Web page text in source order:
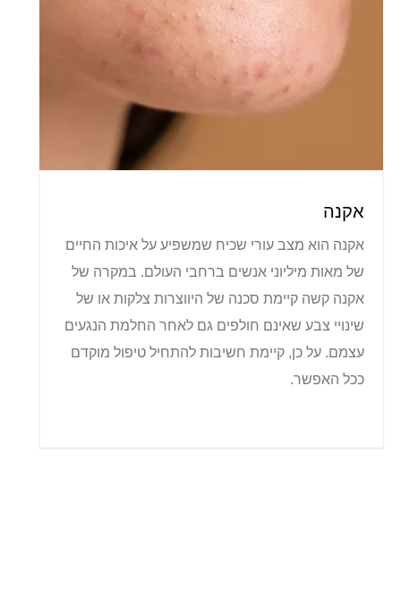
אקנה
אקנה הוא מצב עורי שכיח שמשפיע על איכות החיים
של מאות מיליוני אנשים ברחבי העולם. במקרה של
אקנה קשה קיימת סכנה של היווצרות צלקות או של
שינויי צבע שאינם חולפים גם לאחר החלמת הנגעים
עצמם. על כן, קיימת חשיבות להתחיל טיפול מוקדם
ככל האפשר.